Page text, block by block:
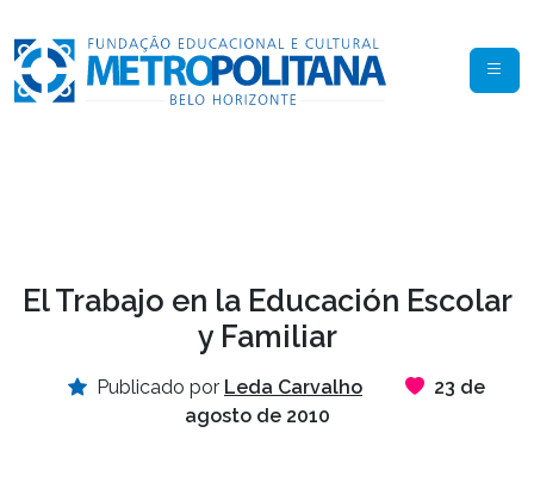
El Trabajo en la Educación Escolar
y Familiar
Publicado por Leda Carvalho
23 de
agosto de 2010